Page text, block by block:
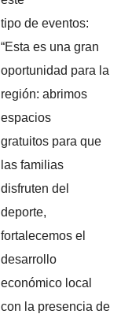
tipo de eventos:
“Esta es una gran
oportunidad para la
región: abrimos
espacios
gratuitos para que
las familias
disfruten del
deporte,
fortalecemos el
desarrollo
económico local
con la presencia de